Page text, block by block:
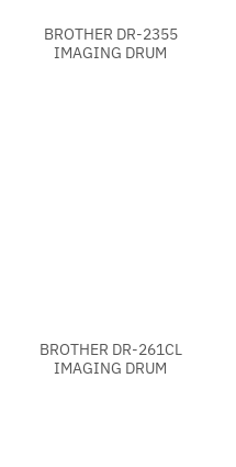
BROTHER DR-2355
IMAGING DRUM
BROTHER DR-261CL
IMAGING DRUM